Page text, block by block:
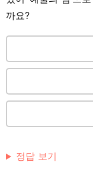
까요?
정답 보기